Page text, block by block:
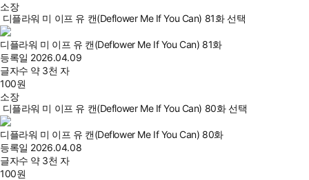
소장
디플라워 미 이프 유 캔(Deflower Me If You Can) 81화 선택
디플라워 미 이프 유 캔(Deflower Me If You Can) 81화
등록일 2026.04.09
글자수 약 3천 자
100원
소장
디플라워 미 이프 유 캔(Deflower Me If You Can) 80화 선택
디플라워 미 이프 유 캔(Deflower Me If You Can) 80화
등록일 2026.04.08
글자수 약 3천 자
100원